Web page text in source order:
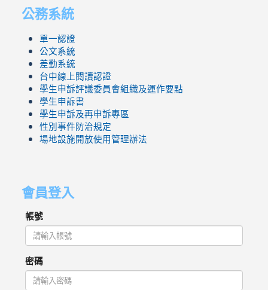
公務系統
單一認證
公文系統
差勤系統
台中線上閱讀認證
學生申訴評議委員會組織及運作要點
學生申訴書
學生申訴及再申訴專區
性別事件防治規定
場地設施開放使用管理辦法
會員登入
帳號
密碼